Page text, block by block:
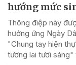
hướng mức
Thông điệp này
hưởng ứng Ngày
"Chung tay hiện
tương lai tươi sáng"